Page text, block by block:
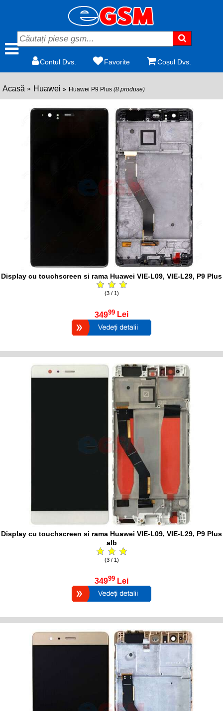
Contul Dvs. Favorite Coșul Dvs.
Acasă Huawei Huawei P9 Plus (8 produse)
Display cu touchscreen si rama Huawei VIE-L09, VIE-L29, P9 Plus
(3 / 1)
34999 Lei
Display cu touchscreen si rama Huawei VIE-L09, VIE-L29, P9 Plus
alb
(3 / 1)
34999 Lei